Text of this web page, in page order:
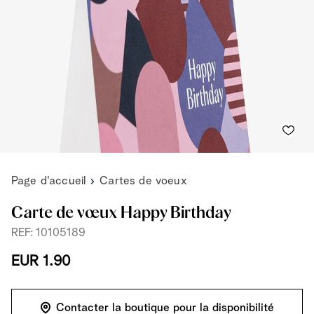
Page d'accueil Cartes de voeux
Carte de vœux Happy Birthday
REF: 10105189
EUR 1.90
Contacter la boutique pour la disponibilité